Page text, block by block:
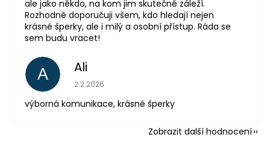
ale jako někdo, na kom jim skutečně záleží.
Rozhodně doporučuji všem, kdo hledají nejen
krásné šperky, ale i milý a osobní přístup. Ráda se
sem budu vracet!
A Ali
Hodnocení obchodu je 5 z 5 hvězdiček.
2.2.2026
výborná komunikace, krásné šperky
Zobrazit další hodnocení